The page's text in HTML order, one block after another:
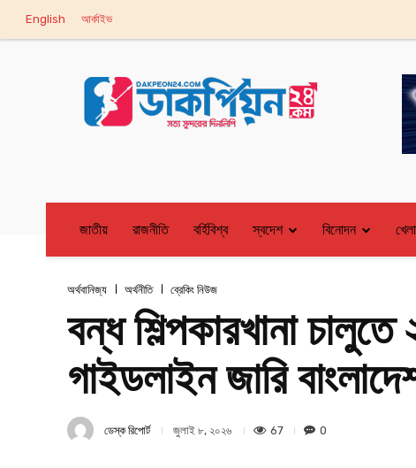
English আর্কাইভ
জাতীয় রাজনীতি বর্হিবিশ্ব স্বদেশ বিনোদন
অর্থবানিজ্য অর্থনীতি ব্রেকিং নিউজ
বন্ধ শিল্পকারখানা
গাইডলাইন জারি
ডেস্ক রিপোর্ট জুলাই ৮, ২০২৬ 67 0